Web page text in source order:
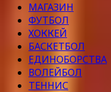
МАГАЗИН
ФУТБОЛ
ХОККЕЙ
БАСКЕТБОЛ
ЕДИНОБОРСТВА
ВОЛЕЙБОЛ
ТЕННИС